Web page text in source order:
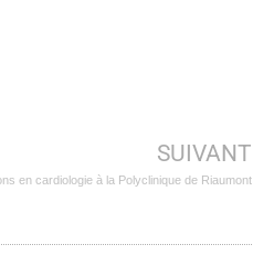
SUIVANT
en cardiologie à la Polyclinique de Riaumont